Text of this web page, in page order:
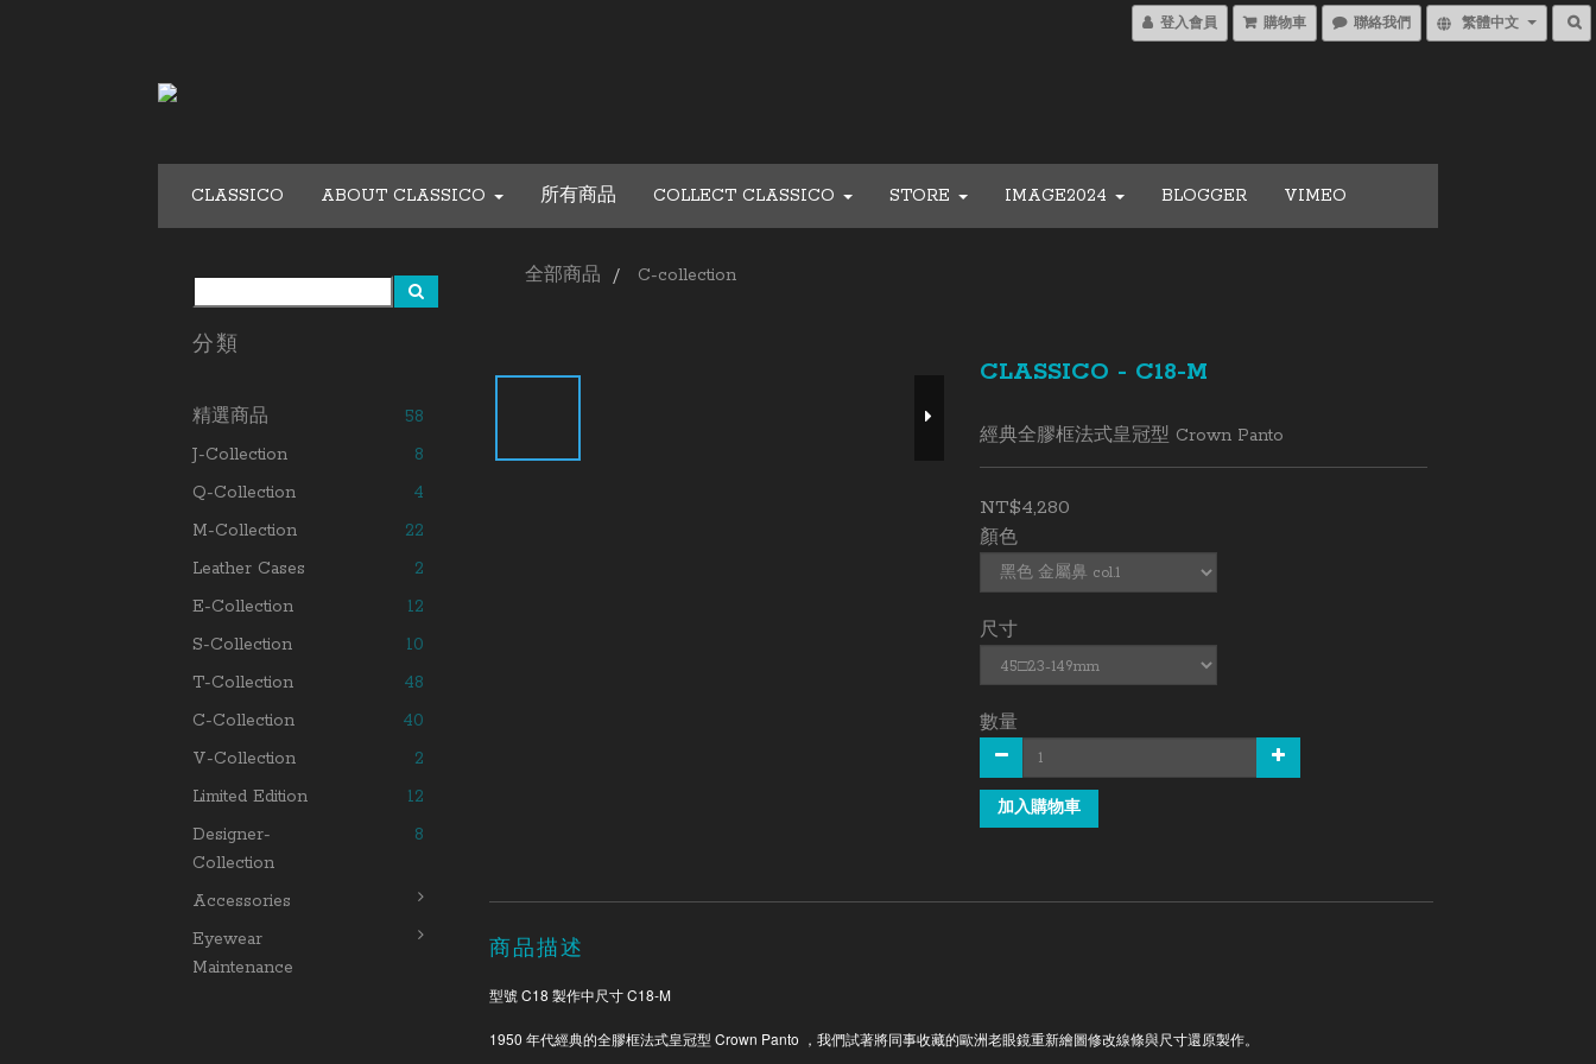
登入會員 購物車 聯絡我們 繁體中文
CLASSICO ABOUT CLASSICO 所有商品 COLLECT CLASSICO STORE IMAGE2024 BLOGGER VIMEO
分類
精選商品
58
J-Collection
8
Q-Collection
4
M-Collection
22
Leather Cases
2
E-Collection
12
S-Collection
10
T-Collection
48
C-Collection
40
V-Collection
2
Limited Edition
12
Designer-
Collection
8
Accessories
Eyewear
Maintenance
全部商品 C-collection
CLASSICO - C18-M
經典全膠框法式皇冠型 Crown Panto
NT$4,280
顏色
尺寸
數量
加入購物車
商品描述
型號 C18 製作中尺寸 C18-M
1950 年代經典的全膠框法式皇冠型 Crown Panto ，我們試著將同事收藏的歐洲老眼鏡重新繪圖修改線條與尺寸還原製作。